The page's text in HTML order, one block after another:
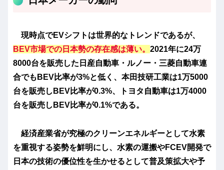
現時点でEVシフトは世界的なトレンドであるが、
BEV市場での日本勢の存在感は薄い。 2021年に24万
8000台を販売した日産自動車・ルノー・三菱自動車連
合でもBEV比率が3%と低く、本田技研工業は1万5000
台を販売しBEV比率が0.3%、トヨタ自動車は1万4000
台を販売しBEV比率が0.1%である。
経済産業省が究極のクリーンエネルギーとして水素
を重視する姿勢を鮮明にし、水素の運搬やFCEV開発で
日本の技術の優位性を生かせるとして普及策拡大や予